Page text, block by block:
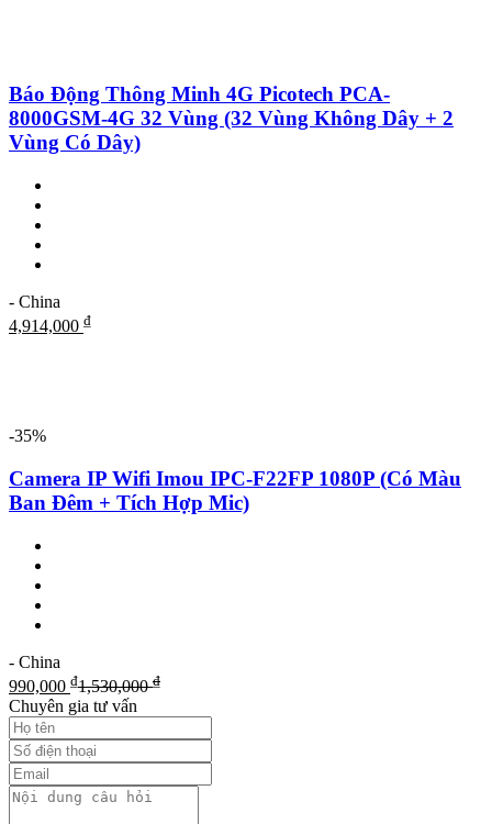
Báo Động Thông Minh 4G Picotech PCA-
8000GSM-4G 32 Vùng (32 Vùng Không Dây + 2
Vùng Có Dây)
- China
4,914,000 ₫
-35%
Camera IP Wifi Imou IPC-F22FP 1080P (Có Màu
Ban Đêm + Tích Hợp Mic)
- China
990,000 ₫1,530,000₫
Chuyên gia tư vấn